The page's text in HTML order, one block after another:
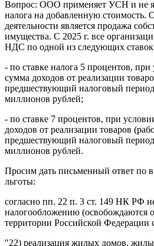
Вопрос: ООО применяет УСН и не
налога на добавленную
деятельности является продажа
имущества. С 2025 г. все
НДС по одной из следующих
- по ставке налога 5 процентов,
сумма доходов от реализации
предшествующий налоговый
миллионов рублей;
- по ставке 7 процентов, при
доходов от реализации товаров
предшествующий налоговый
миллионов рублей.
Просим дать письменный ответ по
льготы:
согласно пп. 22 п. 3 ст. 149 НК РФ
налогообложению (освобождаются
территории Российской
"22) реализация жилых домов,